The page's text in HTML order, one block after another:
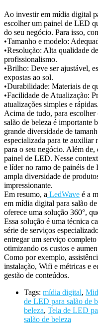
Ao investir em mídia digital
escolher um painel de LED
do seu negócio. Para isso,
•Tamanho e modelo:
•Resolução: Alta qualidade
profissionalismo.
•Brilho: Deve ser ajustável,
expostas ao sol.
•Durabilidade: Materiais de
•Facilidade de Atualização:
atualizações simples e rápidas.
Acima de tudo, para
salão de beleza é importante
grande diversidade de
especializada para te auxiliar
para o seu negócio. Além
painel de LED. Nesse
e líder no ramo de painéis
ampla diversidade de
impressionante.
Em resumo, a LedWave é a
em mídia digital para salão
oferece uma solução 360°,
Essa solução é uma técnica
série de serviços
entregar um serviço
otimizando os custos e
Como por exemplo,
instalação, Wifi e métricas e
gestão de conteúdos.
Tags: mídia digital,
de LED para salão de
beleza, Tela de LED
salão de beleza